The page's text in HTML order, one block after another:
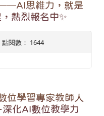
思維力，就是
熱烈報名中✨
閱數： 1644
位學習專家教師人
化AI數位教學力